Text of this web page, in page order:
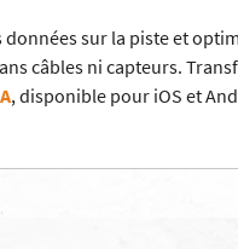
sur la piste et
câbles ni capteurs.
, disponible pour iOS et